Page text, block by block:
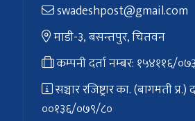
swadeshpost@gmail.com
माडी-३, बसन्तपुर, चितवन
कम्पनी दर्ता नम्बर: १५४११६/
सञ्चार रजिष्ट्रार का. (बागमती प्र.)
००१३६/०७९/८०